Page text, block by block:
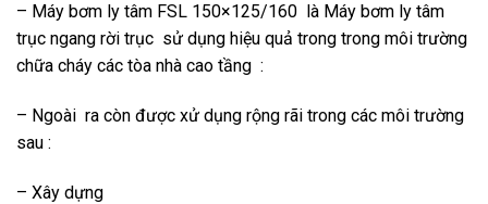
– Máy bơm ly tâm FSL 150×125/160 là Máy bơm ly tâm
trục ngang rời trục sử dụng hiệu quả trong trong môi trường
chữa cháy các tòa nhà cao tầng :
– Ngoài ra còn được xử dụng rộng rãi trong các môi trường
sau :
– Xây dựng